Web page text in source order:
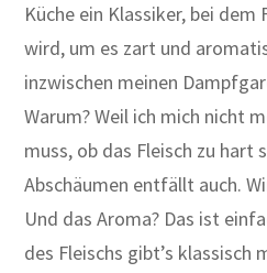
Küche ein Klassiker, bei dem
wird, um es zart und
inzwischen meinen
Warum? Weil ich mich nicht
muss, ob das Fleisch zu hart
Abschäumen entfällt auch.
Und das Aroma? Das ist
des Fleischs gibt’s